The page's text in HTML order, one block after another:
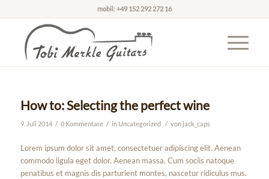
mobil: +49 152 292 272 16
How to: Selecting the perfect wine
9. Juli 2014 / 0 Kommentare / in Uncategorized / von jack_caps
Lorem ipsum dolor sit amet, consectetuer adipiscing elit. Aenean
commodo ligula eget dolor. Aenean massa. Cum sociis natoque
penatibus et magnis dis parturient montes, nascetur ridiculus mus.